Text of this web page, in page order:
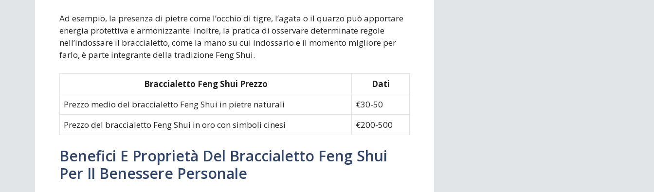
Ad esempio, la presenza di pietre come l’occhio di tigre, l’agata o il quarzo può apportare
energia protettiva e armonizzante. Inoltre, la pratica di osservare determinate regole
nell’indossare il braccialetto, come la mano su cui indossarlo e il momento migliore per
farlo, è parte integrante della tradizione Feng Shui.
Braccialetto Feng Shui Prezzo
Dati
Prezzo medio del braccialetto Feng Shui in pietre naturali
€30-50
Prezzo del braccialetto Feng Shui in oro con simboli cinesi
€200-500
Benefici E Proprietà Del Braccialetto Feng Shui
Per Il Benessere Personale